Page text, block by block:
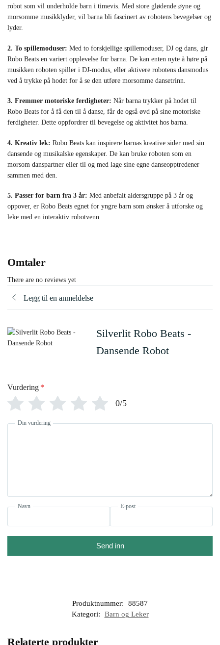
robot som vil underholde barn i timevis. Med store glødende øyne og
morsomme musikklyder, vil barna bli fascinert av robotens bevegelser og
lyder.
2. To spillemoduser: Med to forskjellige spillemoduser, DJ og dans, gir
Robo Beats en variert opplevelse for barna. De kan enten nyte å høre på
musikken roboten spiller i DJ-modus, eller aktivere robotens dansmodus
ved å trykke på hodet for å se den utføre morsomme dansetrinn.
3. Fremmer motoriske ferdigheter: Når barna trykker på hodet til
Robo Beats for å få den til å danse, får de også øvd på sine motoriske
ferdigheter. Dette oppfordrer til bevegelse og aktivitet hos barna.
4. Kreativ lek: Robo Beats kan inspirere barnas kreative sider med sin
dansende og musikalske egenskaper. De kan bruke roboten som en
morsom danspartner eller til og med lage sine egne danseopptredener
sammen med den.
5. Passer for barn fra 3 år: Med anbefalt aldersgruppe på 3 år og
oppover, er Robo Beats egnet for yngre barn som ønsker å utforske og
leke med en interaktiv robotvenn.
Omtaler
There are no reviews yet
Legg til en anmeldelse
Silverlit Robo Beats -
Dansende Robot
Vurdering *
0/5
Din vurdering
Navn E-post
Send inn
Produktnummer:
88587
Kategori:
Barn og Leker
Relaterte produkter